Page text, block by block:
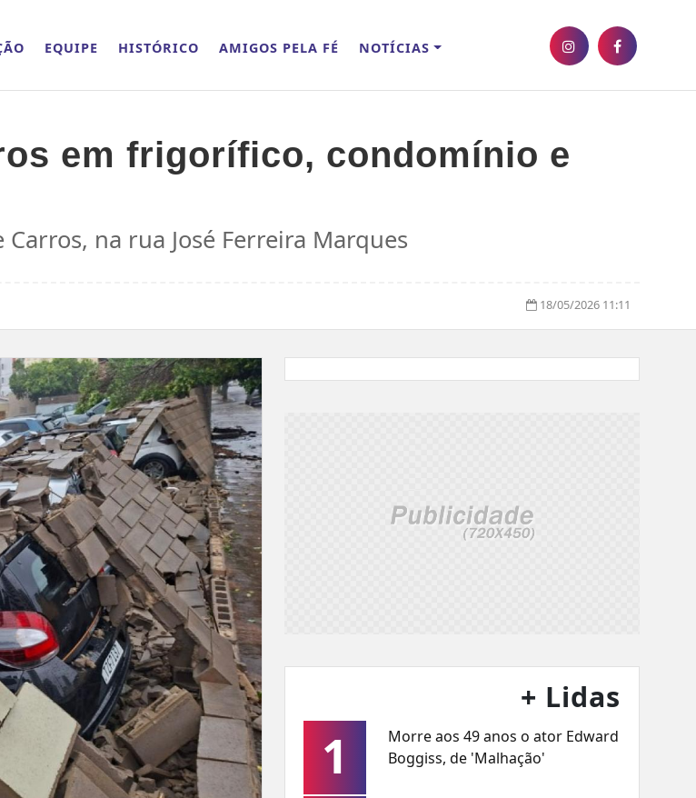
EQUIPE HISTÓRICO AMIGOS PELA FÉ NOTÍCIAS
em frigorífico, condomínio e
na rua José Ferreira Marques
18/05/2026 11:11
+ Lidas
1
Morre aos 49 anos o ator Edward
Boggiss, de 'Malhação'